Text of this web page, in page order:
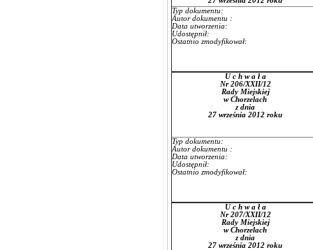
Typ dokumentu:
Autor dokumentu :
Data utworzenia:
Udostępnił:
Ostatnio zmodyfikował:
U c h w a ł a
Nr 206/XXII/12
Rady Miejskiej
w Chorzelach
z dnia
27 września 2012 roku
Typ dokumentu:
Autor dokumentu :
Data utworzenia:
Udostępnił:
Ostatnio zmodyfikował:
U c h w a ł a
Nr 207/XXII/12
Rady Miejskiej
w Chorzelach
z dnia
27 września 2012 roku